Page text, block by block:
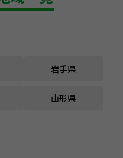
岩手県
山形県